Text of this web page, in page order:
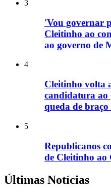
3
'Vou governar
Cleitinho ao
ao governo de
4
Cleitinho volta
candidatura ao
queda de
5
Republicanos
de Cleitinho ao
Últimas Notícias